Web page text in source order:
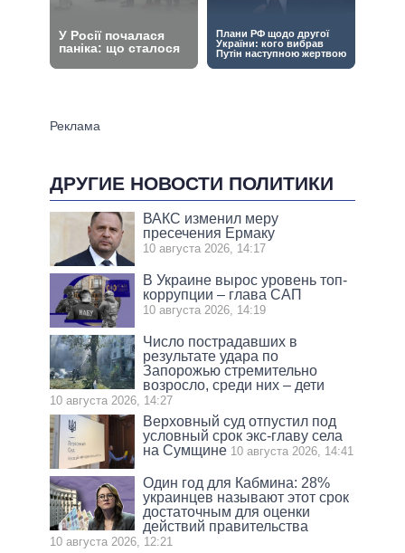
ДРУГИЕ НОВОСТИ ПОЛИТИКИ
ВАКС изменил меру
пресечения Ермаку
10 августа 2026, 14:17
В Украине вырос уровень топ-
коррупции – глава САП
10 августа 2026, 14:19
Число пострадавших в
результате удара по
Запорожью стремительно
возросло, среди них – дети
10 августа 2026, 14:27
Верховный суд отпустил под
условный срок экс-главу села
на Сумщине 10 августа 2026, 14:41
Один год для Кабмина: 28%
украинцев называют этот срок
достаточным для оценки
действий правительства
10 августа 2026, 12:21